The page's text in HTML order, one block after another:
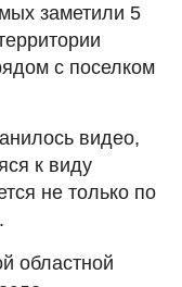
заметили 5
с поселком
видео,
к виду
не только по
областной